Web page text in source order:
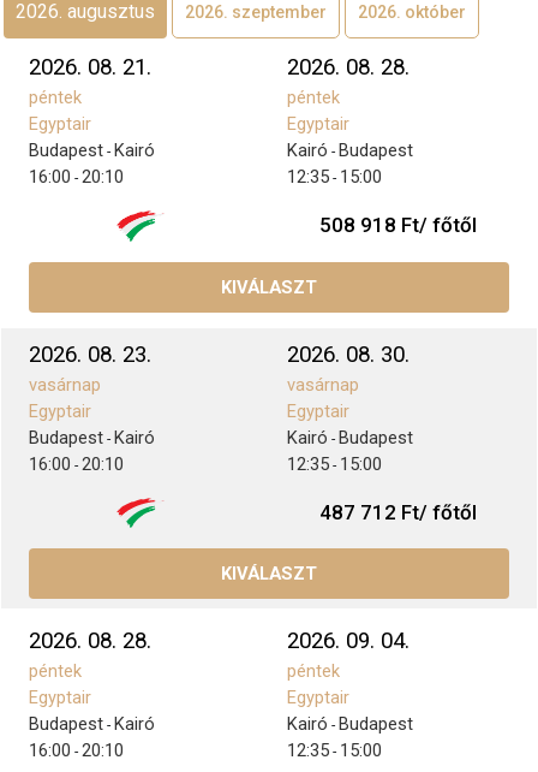
2026. 08. 21.
péntek
Egyptair
Budapest - Kairó
16:00 - 20:10
2026. 08. 28.
péntek
Egyptair
Kairó - Budapest
12:35 - 15:00
508 918 Ft/ főtől
KIVÁLASZT
2026. 08. 23.
vasárnap
Egyptair
Budapest - Kairó
16:00 - 20:10
2026. 08. 30.
vasárnap
Egyptair
Kairó - Budapest
12:35 - 15:00
487 712 Ft/ főtől
KIVÁLASZT
2026. 08. 28.
péntek
Egyptair
Budapest - Kairó
16:00 - 20:10
2026. 09. 04.
péntek
Egyptair
Kairó - Budapest
12:35 - 15:00